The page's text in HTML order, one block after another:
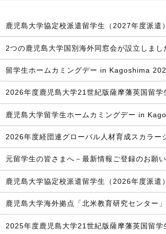
鹿児島大学協定校派遣留学生（2027年度派遣
2つの鹿児島大学国別海外同窓会が設立しまし
留学生ホームカミングデー in Kagoshima
2026年度鹿児島大学21世紀版薩摩藩英国留
鹿児島大学留学生ホームカミングデー in
2026年度経団連グローバル人材育成スカラー
元留学生の皆さまへ－最新情報ご登録のお願い
鹿児島大学協定校派遣留学生（2026年度派遣
鹿児島大学海外拠点「北米教育研究センター
2025年度鹿児島大学21世紀版薩摩藩英国留